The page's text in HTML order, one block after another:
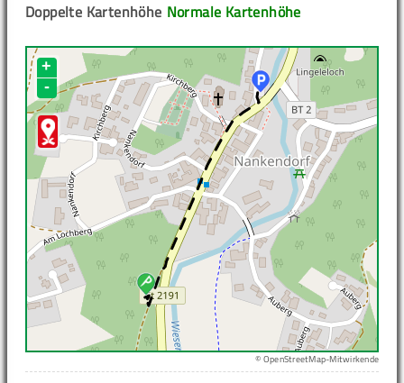
Normale Kartenhöhe
Doppelte Kartenhöhe
+
-
© OpenStreetMap-Mitwirkende